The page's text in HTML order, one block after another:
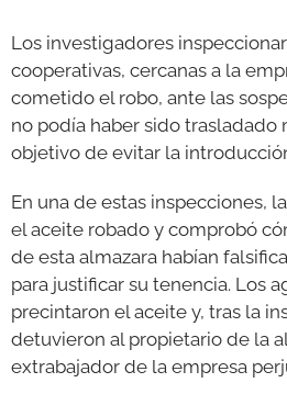
Los investigadores
cooperativas, cercanas a la
cometido el robo, ante las
no podía haber sido trasladado
objetivo de evitar la
En una de estas inspecciones,
el aceite robado y comprobó
de esta almazara habían
para justificar su tenencia. Los
precintaron el aceite y, tras la
detuvieron al propietario de la
extrabajador de la empresa